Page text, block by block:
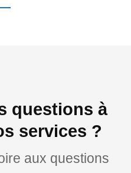
questions à
services ?
aux questions